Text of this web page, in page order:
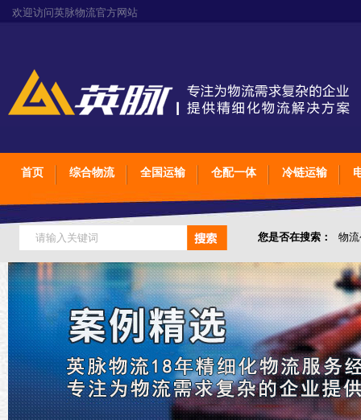
欢迎访问英脉物流官方网站
首页 综合物流 全国运输 仓配一体 冷链运输
您是否在搜索： 物
仓储综合专业定制物